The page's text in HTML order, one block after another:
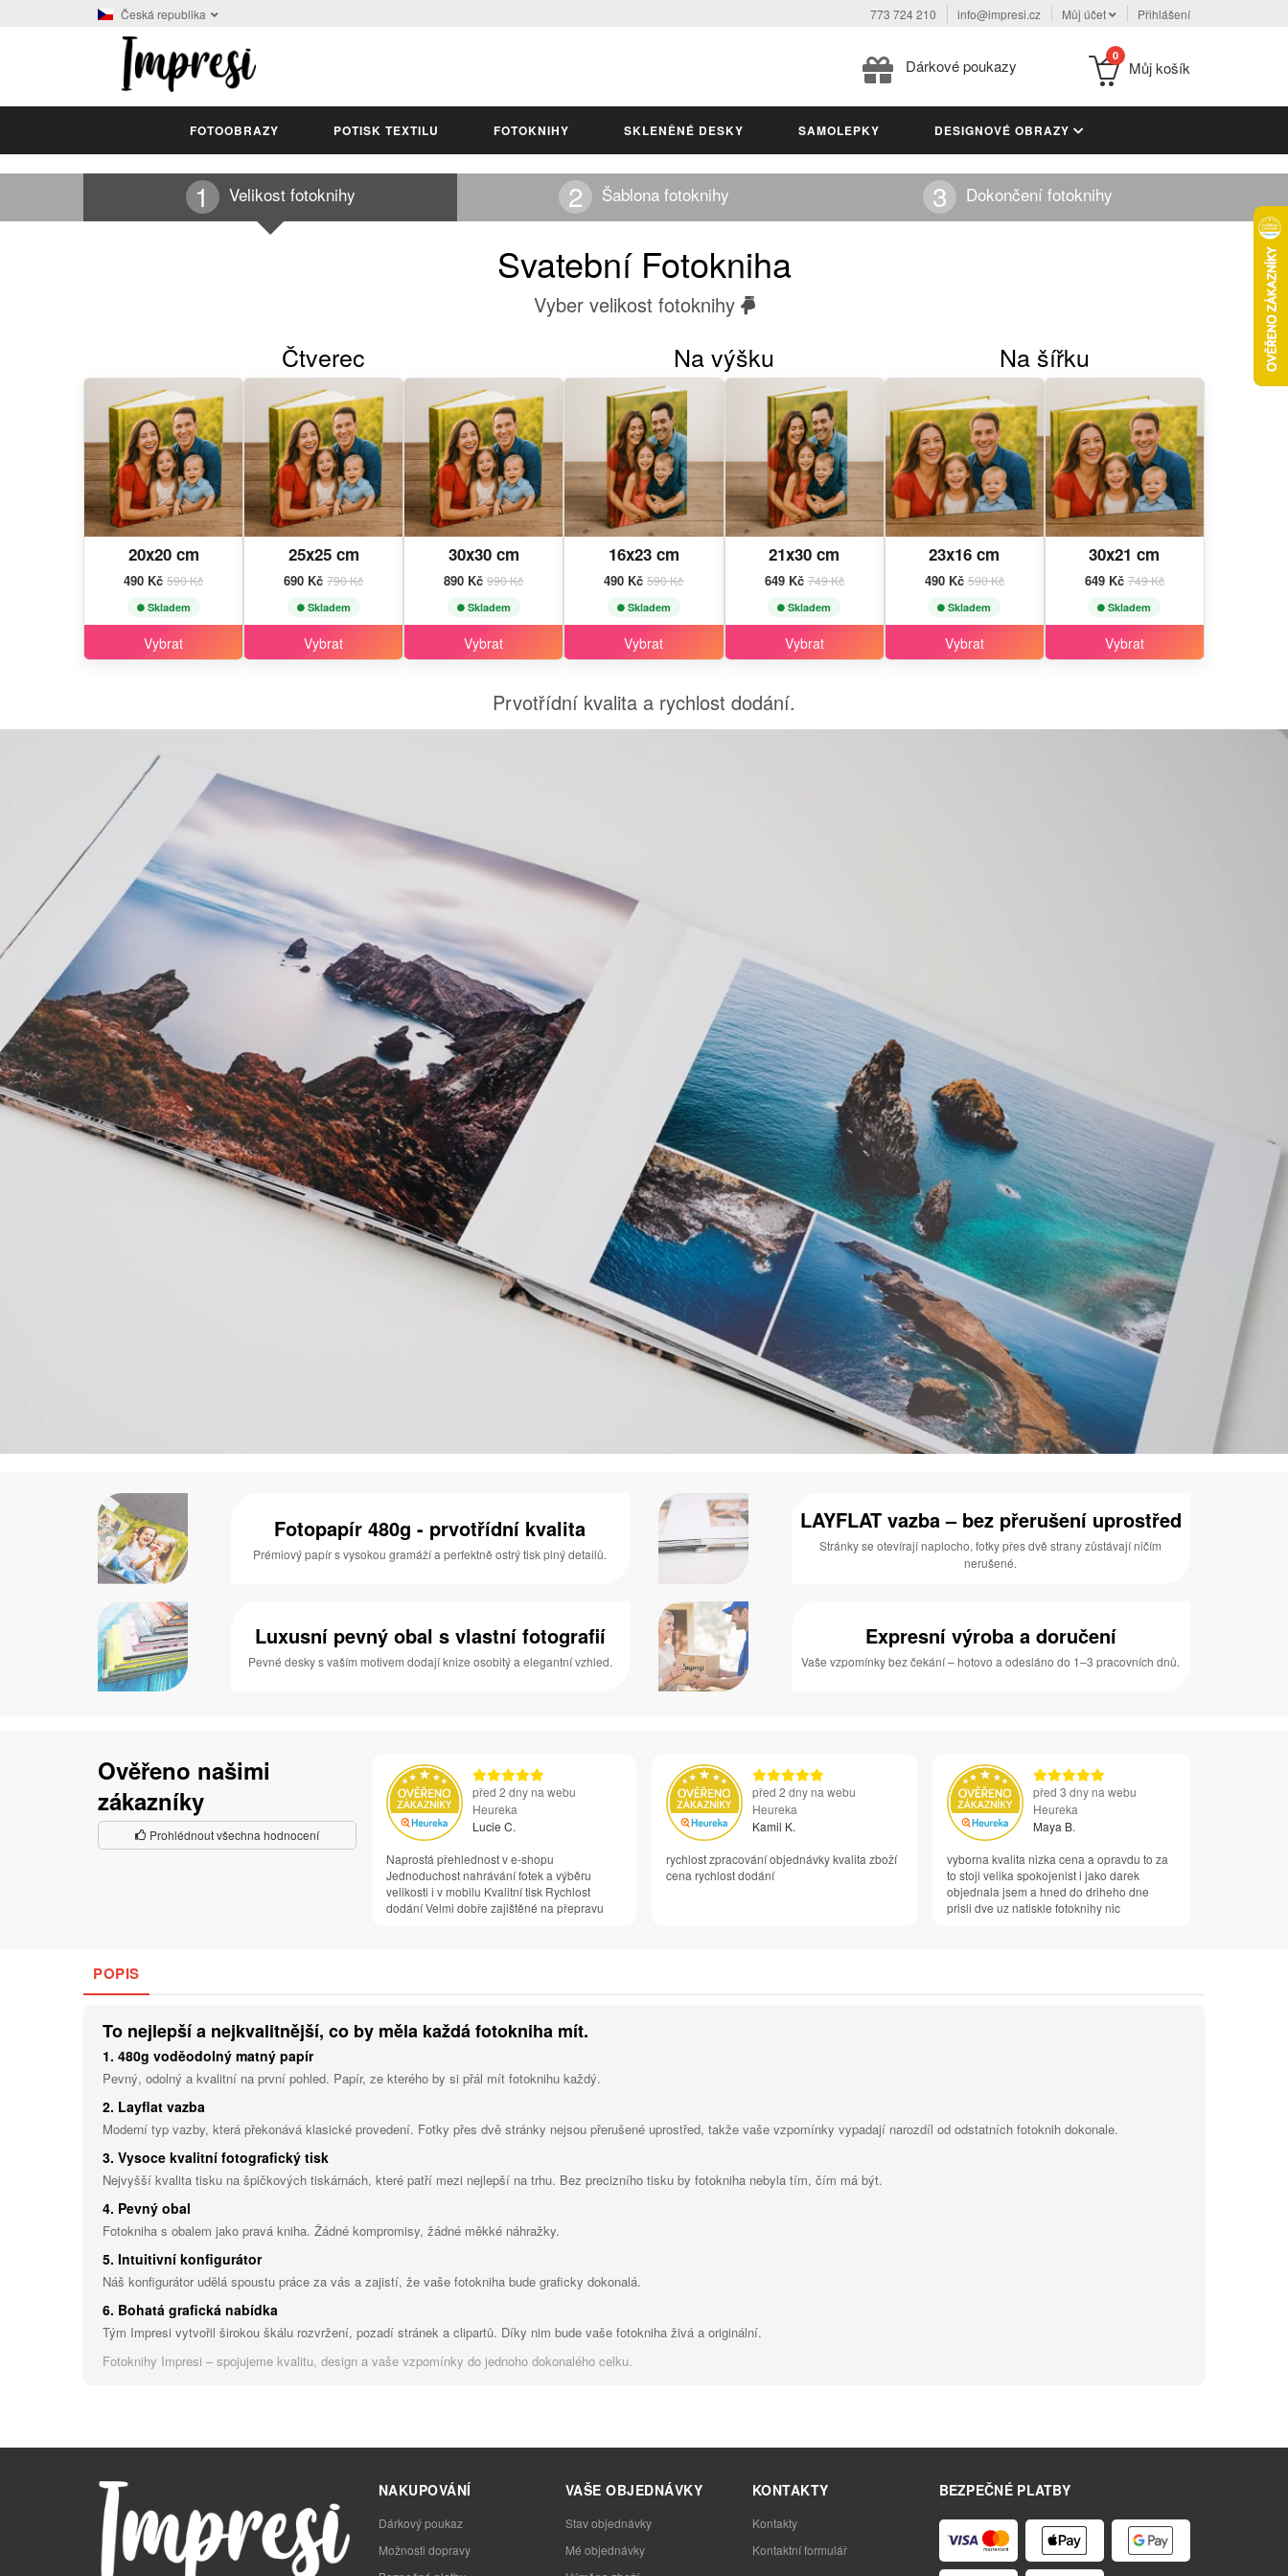
Česká republika 773 724 210 info@impresi.cz Můj účet Přihlášení
Dárkové poukazy
0
Můj košík
FOTOOBRAZY POTISK TEXTILU FOTOKNIHY SKLENĚNÉ DESKY SAMOLEPKY DESIGNOVÉ OBRAZY
Velikost fotoknihy Šablona fotoknihy Dokončení fotoknihy
Svatební Fotokniha
Vyber velikost fotoknihy
Čtverec
20x20 cm
490 Kč590 Kč
Skladem
Vybrat
25x25 cm
690 Kč790 Kč
Skladem
Vybrat
30x30 cm
890 Kč990 Kč
Skladem
Vybrat
Na výšku
16x23 cm
490 Kč590 Kč
Skladem
Vybrat
21x30 cm
649 Kč749 Kč
Skladem
Vybrat
Na šířku
23x16 cm
490 Kč 590 Kč
Skladem
Vybrat
30x21 cm
649 Kč 749 Kč
Skladem
Vybrat
Prvotřídní kvalita a rychlost dodání.
Fotopapír 480g - prvotřídní kvalita
Prémiový papír s vysokou gramáží a perfektně ostrý tisk plný detailů.
LAYFLAT vazba – bez přerušení uprostřed
Stránky se otevírají naplocho, fotky přes dvě strany zůstávají ničím
nerušené.
Luxusní pevný obal s vlastní fotografií
Pevné desky s vaším motivem dodají knize osobitý a elegantní vzhled.
Expresní výroba a doručení
Vaše vzpomínky bez čekání – hotovo a odesláno do 1–3 pracovních dnů.
Ověřeno našimi
zákazníky
Prohlédnout všechna hodnocení
před 2 dny na webu
Heureka
Lucie C.
Naprostá přehlednost v e-shopu
Jednoduchost nahrávání fotek a výběru
velikosti i v mobilu Kvalitní tisk Rychlost
dodání Velmi dobře zajištěné na přepravu
před 2 dny na webu
Heureka
Kamil K.
rychlost zpracování objednávky kvalita zboží
cena rychlost dodání
před 3 dny na webu
Heureka
Maya B.
vyborna kvalita nizka cena a opravdu to za
to stoji velika spokojenist i jako darek
objednala jsem a hned do driheho dne
prisli dve uz natiskle fotoknihy nic
POPIS
To nejlepší a nejkvalitnější, co by měla každá fotokniha mít.
1. 480g voděodolný matný papír
Pevný, odolný a kvalitní na první pohled. Papír, ze kterého by si přál mít fotoknihu každý.
2. Layflat vazba
Moderní typ vazby, která překonává klasické provedení. Fotky přes dvě stránky nejsou přerušené uprostřed, takže vaše vzpomínky vypadají narozdíl od odstatních fotoknih dokonale.
3. Vysoce kvalitní fotografický tisk
Nejvyšší kvalita tisku na špičkových tiskárnách, které patří mezi nejlepší na trhu. Bez precizního tisku by fotokniha nebyla tím, čím má být.
4. Pevný obal
Fotokniha s obalem jako pravá kniha. Žádné kompromisy, žádné měkké náhražky.
5. Intuitivní konfigurátor
Náš konfigurátor udělá spoustu práce za vás a zajistí, že vaše fotokniha bude graficky dokonalá.
6. Bohatá grafická nabídka
Tým Impresi vytvořil širokou škálu rozvržení, pozadí stránek a clipartů. Díky nim bude vaše fotokniha živá a originální.
Fotoknihy Impresi – spojujeme kvalitu, design a vaše vzpomínky do jednoho dokonalého celku.
BEZPEČNÉ PLATBY
NAKUPOVÁNÍ
Dárkový poukaz
Možnosti dopravy
VAŠE OBJEDNÁVKY
Stav objednávky
Mé objednávky
KONTAKTY
Kontakty
Kontaktní formulář